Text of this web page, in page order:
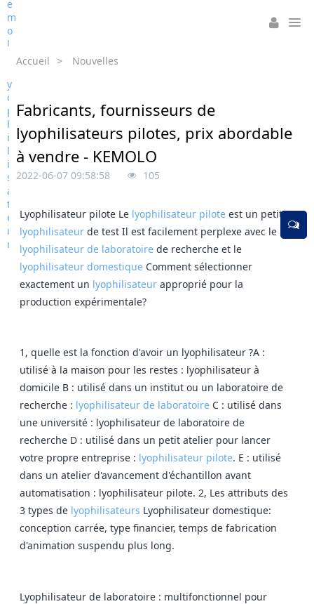
Accueil > Nouvelles
Fabricants, fournisseurs de
lyophilisateurs pilotes, prix abordable
à vendre - KEMOLO
2022-06-07 09:58:58 105
Lyophilisateur pilote Le lyophilisateur pilote est un petit
lyophilisateur de test Il est facilement perplexe avec le
lyophilisateur de laboratoire de recherche et le
lyophilisateur domestique Comment sélectionner
exactement un lyophilisateur approprié pour la
production expérimentale?
1, quelle est la fonction d'avoir un lyophilisateur ?A :
utilisé à la maison pour les restes : lyophilisateur à
domicile B : utilisé dans un institut ou un laboratoire de
recherche : lyophilisateur de laboratoire C : utilisé dans
une université : lyophilisateur de laboratoire de
recherche D : utilisé dans un petit atelier pour lancer
votre propre entreprise : lyophilisateur pilote. E : utilisé
dans un atelier d'avancement d'échantillon avant
automatisation : lyophilisateur pilote. 2, Les attributs des
3 types de lyophilisateurs Lyophilisateur domestique:
conception carrée, type financier, temps de fabrication
d'animation suspendu plus long.
Lyophilisateur de laboratoire : multifonctionnel pour